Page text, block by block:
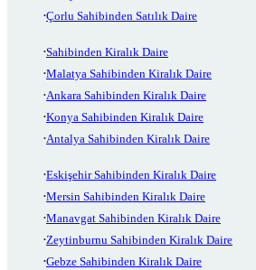
Çorlu Sahibinden Satılık Daire
Sahibinden Kiralık Daire
Malatya Sahibinden Kiralık Daire
Ankara Sahibinden Kiralık Daire
Konya Sahibinden Kiralık Daire
Antalya Sahibinden Kiralık Daire
Eskişehir Sahibinden Kiralık Daire
Mersin Sahibinden Kiralık Daire
Manavgat Sahibinden Kiralık Daire
Zeytinburnu Sahibinden Kiralık Daire
Gebze Sahibinden Kiralık Daire